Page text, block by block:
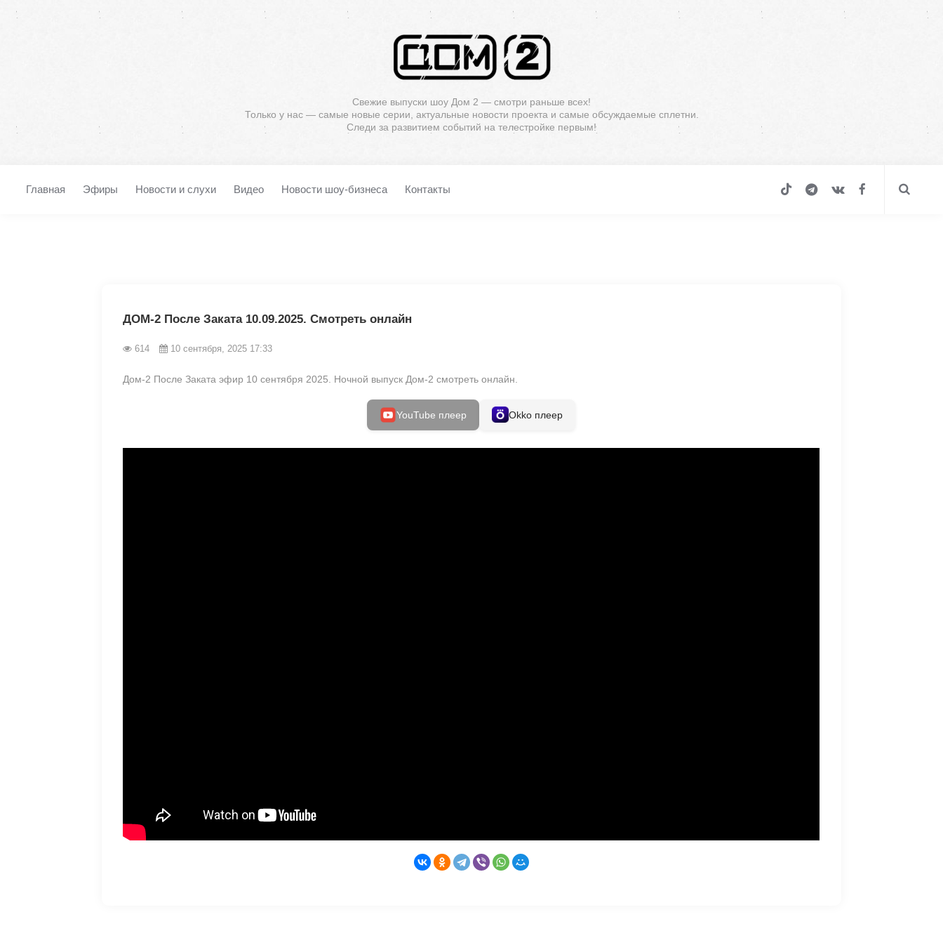
Свежие выпуски шоу Дом 2 — смотри раньше всех!
Только у нас — самые новые серии, актуальные новости проекта и самые обсуждаемые сплетни.
Следи за развитием событий на телестройке первым!
Главная Эфиры Новости и слухи Видео Новости шоу-бизнеса Контакты
ДОМ-2 После Заката 10.09.2025. Смотреть онлайн
614 10 сентября, 2025 17:33
Дом-2 После Заката эфир 10 сентября 2025. Ночной выпуск Дом-2 смотреть онлайн.
YouTube плеер Okko плеер